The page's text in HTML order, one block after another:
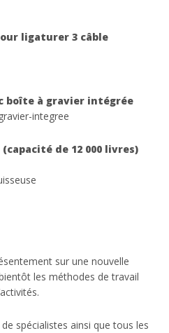
ligaturer 3 câble
boîte à gravier intégrée
de 12 000 livres)
sur une nouvelle
les méthodes de travail
spécialistes ainsi que tous les